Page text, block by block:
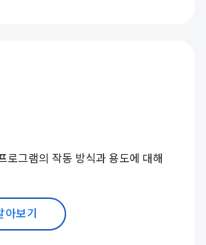
로그램의 작동 방식과 용도에 대해
아보기